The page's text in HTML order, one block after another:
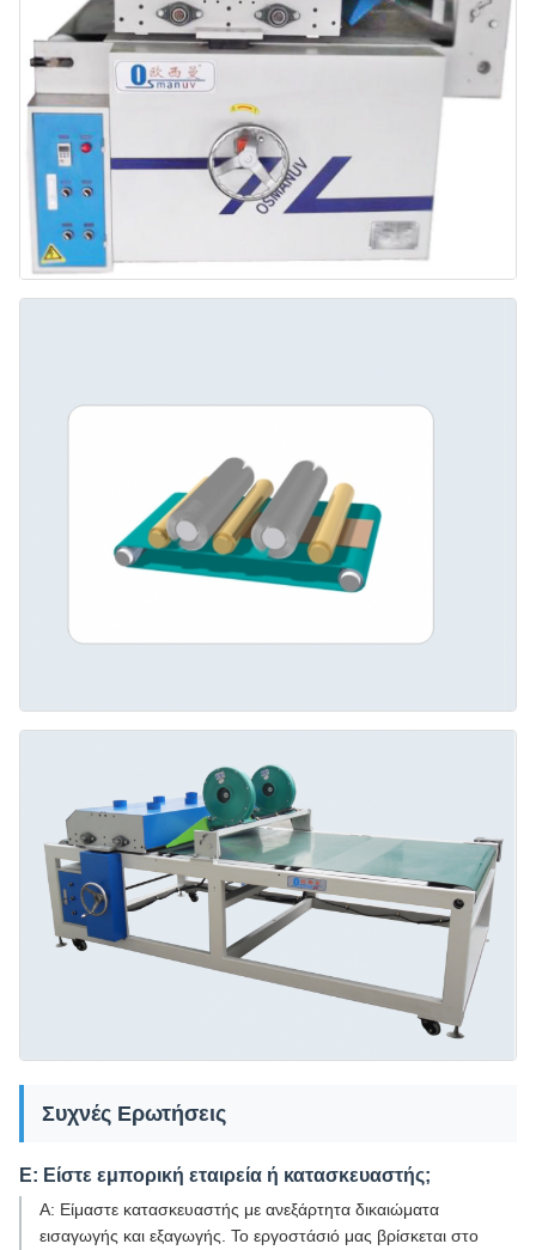
Συχνές Ερωτήσεις
Ε: Είστε εμπορική εταιρεία ή κατασκευαστής;
Α: Είμαστε κατασκευαστής με ανεξάρτητα δικαιώματα
εισαγωγής και εξαγωγής. Το εργοστάσιό μας βρίσκεται στο